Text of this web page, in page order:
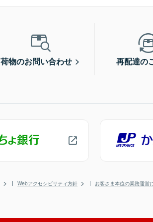
荷物のお問い合わせ 再配達の
Webアクセシビリティ方針 お客さま本位の業務運営